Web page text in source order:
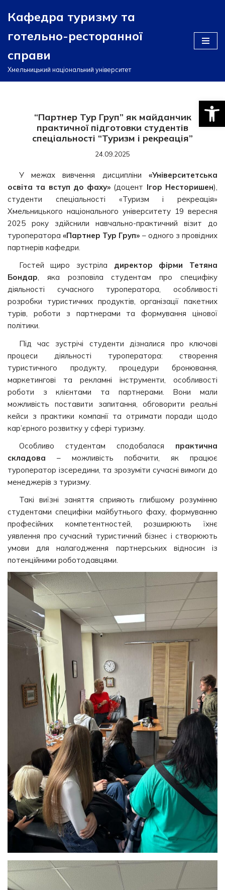
Перейти
до
вмісту
Кафедра туризму та
готельно-ресторанної
справи
Хмельницький національний університет
“Партнер Тур Груп” як майданчик
практичної підготовки студентів
спеціальності “Туризм і рекреація”
24.09.2025
У межах вивчення дисципліни «Університетська
освіта та вступ до фаху» (доцент Ігор Несторишен),
студенти спеціальності «Туризм і рекреація»
Хмельницького національного університету 19 вересня
2025 року здійснили навчально-практичний візит до
туроператора«Партнер Тур Груп» – одного з провідних
партнерів кафедри.
Гостей щиро зустріла директор фірми Тетяна
Бондар, яка розповіла студентам про специфіку
діяльності сучасного туроператора, особливості
розробки туристичних продуктів, організації пакетних
турів, роботи з партнерами та формування цінової
політики.
Під час зустрічі студенти дізналися про ключові
процеси діяльності туроператора: створення
туристичного продукту, процедури бронювання,
маркетингові та рекламні інструменти, особливості
роботи з клієнтами та партнерами. Вони мали
можливість поставити запитання, обговорити реальні
кейси з практики компанії та отримати поради щодо
кар’єрного розвитку у сфері туризму.
Особливо студентам сподобалася практична
складова – можливість побачити, як працює
туроператор ізсередини, та зрозуміти сучасні вимоги до
менеджерів з туризму.
Такі виїзні заняття сприяють глибшому розумінню
студентами специфіки майбутнього фаху, формуванню
професійних компетентностей, розширюють їхнє
уявлення про сучасний туристичний бізнес і створюють
умови для налагодження партнерських відносин із
потенційними роботодавцями.